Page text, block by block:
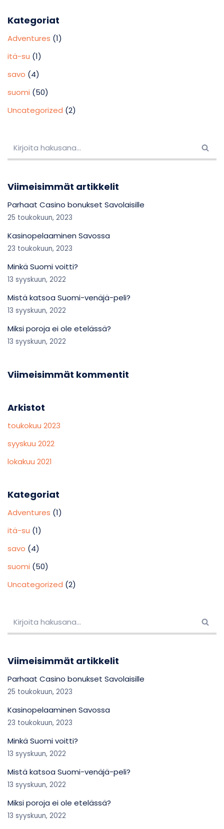
Kategoriat
Adventures (1)
itä-su (1)
savo (4)
suomi (50)
Uncategorized (2)
Viimeisimmät artikkelit
Parhaat Casino bonukset Savolaisille
25 toukokuun, 2023
Kasinopelaaminen Savossa
23 toukokuun, 2023
Minkä Suomi voitti?
13 syyskuun, 2022
Mistä katsoa Suomi-venäjä-peli?
13 syyskuun, 2022
Miksi poroja ei ole etelässä?
13 syyskuun, 2022
Viimeisimmät kommentit
Arkistot
toukokuu 2023
syyskuu 2022
lokakuu 2021
Kategoriat
Adventures (1)
itä-su (1)
savo (4)
suomi (50)
Uncategorized (2)
Viimeisimmät artikkelit
Parhaat Casino bonukset Savolaisille
25 toukokuun, 2023
Kasinopelaaminen Savossa
23 toukokuun, 2023
Minkä Suomi voitti?
13 syyskuun, 2022
Mistä katsoa Suomi-venäjä-peli?
13 syyskuun, 2022
Miksi poroja ei ole etelässä?
13 syyskuun, 2022